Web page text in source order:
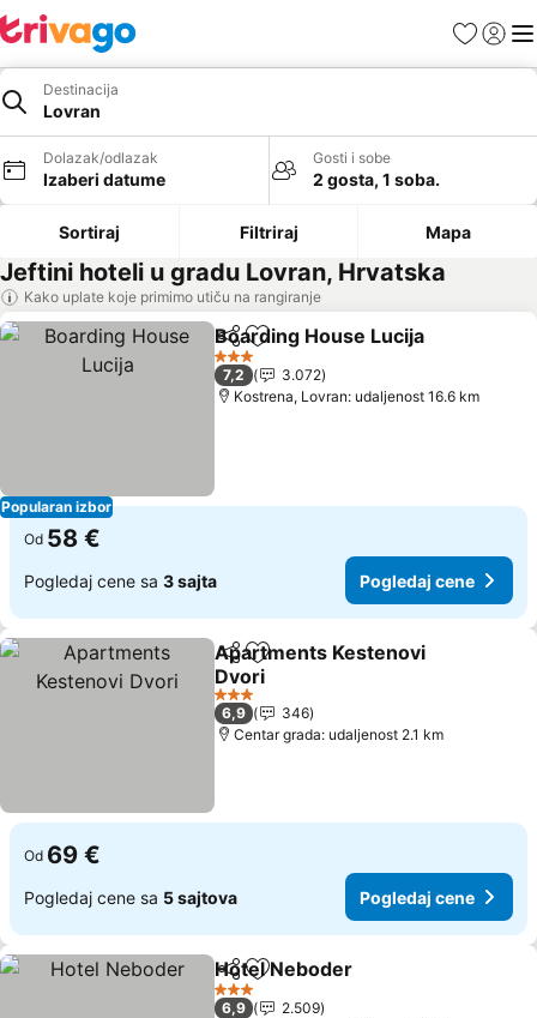
FavoritiPrijavi
Destinacija
Lovran
Dolazak/odlazak
Izaberi datume
Gosti i sobe
2 gosta, 1 soba.
Sortiraj Filtriraj Mapa
Jeftini hoteli u gradu Lovran, Hrvatska
Kako uplate koje primimo utiču na rangiranje
Popularan izbor
Deli Dodati u favorite
Boarding House Lucija
3 Zvezdice
7,2
3.072
Kostrena, Lovran: udaljenost 16.6 km
Od 58 €
Pogledaj cene sa 3 sajta Pogledaj cene
Deli Dodati u favorite
Apartments Kestenovi
Dvori
Pogledaj cene
3 Zvezdice
6,9
346
Centar grada: udaljenost 2.1 km
Od 69 €
Pogledaj cene sa 5 sajtova Pogledaj cene
Deli Dodati u favorite
Hotel Neboder
3 Zvezdice
6,9
2.509